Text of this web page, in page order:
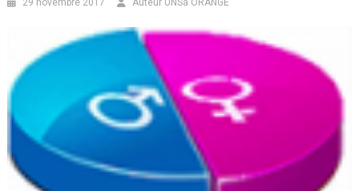
29 novembre 2017 Auteur UNSa ORANGE